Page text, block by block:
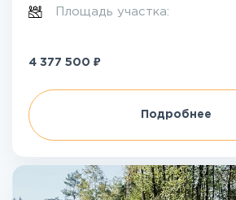
Площадь участка:
4 377 500 ₽
Подробнее